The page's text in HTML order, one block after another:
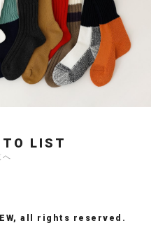
TO LIST
へ
all rights reserved.